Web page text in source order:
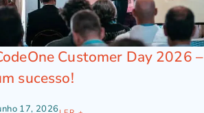
Customer Day 2026 –
sucesso!
17, 2026